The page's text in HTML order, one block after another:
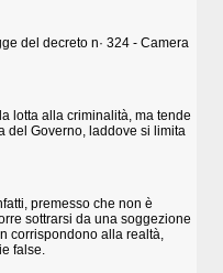
del decreto n· 324 - Camera
lotta alla criminalità, ma tende
del Governo, laddove si limita
premesso che non è
sottrarsi da una soggezione
corrispondono alla realtà,
false.